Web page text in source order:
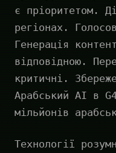
є пріоритетом.
регіонах.
Генерація
відповідною.
критичні.
Арабський AI в
мільйонів
Технології